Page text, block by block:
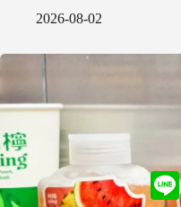
2026-08-02